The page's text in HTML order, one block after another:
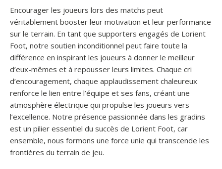
Encourager les joueurs lors des matchs peut
véritablement booster leur motivation et leur performance
sur le terrain. En tant que supporters engagés de Lorient
Foot, notre soutien inconditionnel peut faire toute la
différence en inspirant les joueurs à donner le meilleur
d’eux-mêmes et à repousser leurs limites. Chaque cri
d’encouragement, chaque applaudissement chaleureux
renforce le lien entre l’équipe et ses fans, créant une
atmosphère électrique qui propulse les joueurs vers
l’excellence. Notre présence passionnée dans les gradins
est un pilier essentiel du succès de Lorient Foot, car
ensemble, nous formons une force unie qui transcende les
frontières du terrain de jeu.